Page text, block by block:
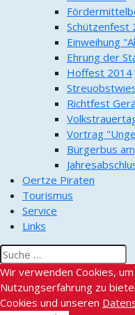
Schützenfest
Einweihung
Ehrung der
Hoffest 2014
Richtfest
Vortrag
Bürgerbus
Oertze Piraten
Tourismus
Service
Links
Wir verwenden Cookies,
Nutzungserfahrung zu
Cookies und unseren